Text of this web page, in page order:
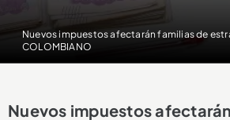
Nuevos impuestos afectarán familias de
COLOMBIANO
Nuevos impuestos